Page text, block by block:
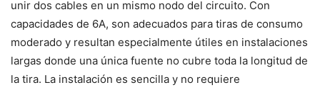
unir dos cables en un mismo nodo del circuito. Con
capacidades de 6A, son adecuados para tiras de consumo
moderado y resultan especialmente útiles en instalaciones
largas donde una única fuente no cubre toda la longitud de
la tira. La instalación es sencilla y no requiere